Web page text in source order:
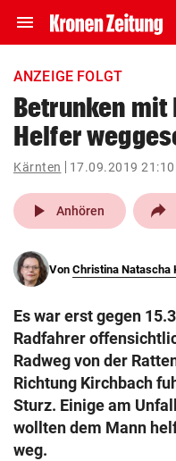
menu Navigation
ein-/ausklappen
account_circle Anmelden
pin_drop
Wien
search
eingeben
© Krone Multimedia
Muthgasse 2, 1190 Wien
ANZEIGE FOLGT
Betrunken mit
Helfer
Kärnten 17.09.2019 21:10
play_arrow Anhören
Von Christina Natascha
Es war erst gegen
Radfahrer
Radweg von der
Richtung Kirchbach
Sturz. Einige am
wollten dem Mann
weg.